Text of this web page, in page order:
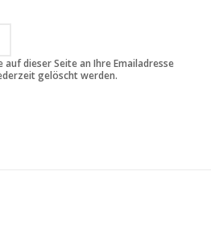
dieser Seite an Ihre Emailadresse
gelöscht werden.